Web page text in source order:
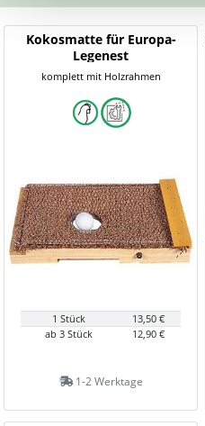
Kokosmatte für Europa-
Legenest
komplett mit Holzrahmen
1 Stück
13,50 €
ab 3 Stück
12,90 €
1-2 Werktage